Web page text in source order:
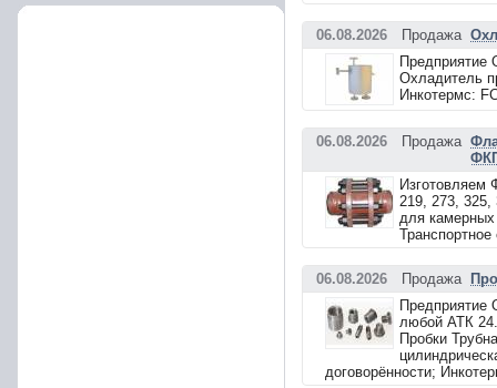
06.08.2026 Продажа
Предприятие
Охладитель
Инкотермс:
06.08.2026 Продажа
219, 273,
для
06.08.2026 Продажа
Предприятие
любой АТК
Пробки
договорённости;